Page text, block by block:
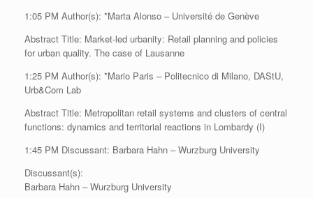
1:05 PM Author(s): *Marta Alonso – Université de Genève
Abstract Title: Market-led urbanity: Retail planning and policies
for urban quality. The case of Lausanne
1:25 PM Author(s): *Mario Paris – Politecnico di Milano, DAStU,
Urb&Com Lab
Abstract Title: Metropolitan retail systems and clusters of central
functions: dynamics and territorial reactions in Lombardy (I)
1:45 PM Discussant: Barbara Hahn – Wurzburg University
Discussant(s):
Barbara Hahn – Wurzburg University